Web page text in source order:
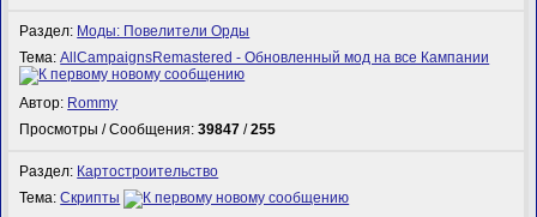
Раздел: Моды: Повелители Орды
Тема:AllCampaignsRemastered - Обновленный мод на все Кампании
Автор: Rommy
Просмотры / Сообщения:39847 /255
Раздел: Картостроительство
Тема:Скрипты